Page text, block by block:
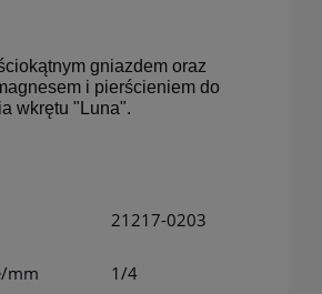
gniazdem oraz
i pierścieniem do
wkrętu "Luna".
21217-0203
mm 1/4